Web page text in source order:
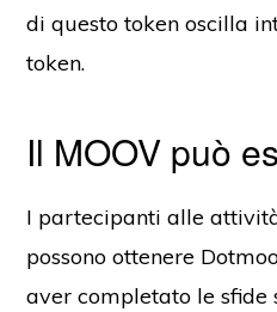
di questo token oscilla
token.
Il MOOV può
I partecipanti alle
possono ottenere
aver completato le